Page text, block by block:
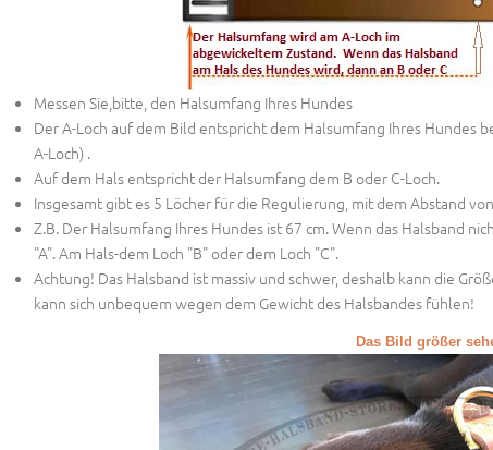
Messen Sie,bitte, den Halsumfang Ihres Hundes
Der A-Loch auf dem Bild entspricht dem Halsumfang Ihres Hundes
A-Loch) .
Auf dem Hals entspricht der Halsumfang dem B oder C-Loch.
Insgesamt gibt es 5 Löcher für die Regulierung, mit dem Abstand
Z.B. Der Halsumfang Ihres Hundes ist 67 cm. Wenn das Halsband
"A". Am Hals-dem Loch "B" oder dem Loch "C".
Achtung! Das Halsband ist massiv und schwer, deshalb kann die
kann sich unbequem wegen dem Gewicht des Halsbandes fühlen!
Das Bild größer